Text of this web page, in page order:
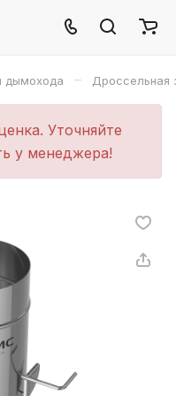
дымохода – Дроссельная
Уточняйте
у менеджера!